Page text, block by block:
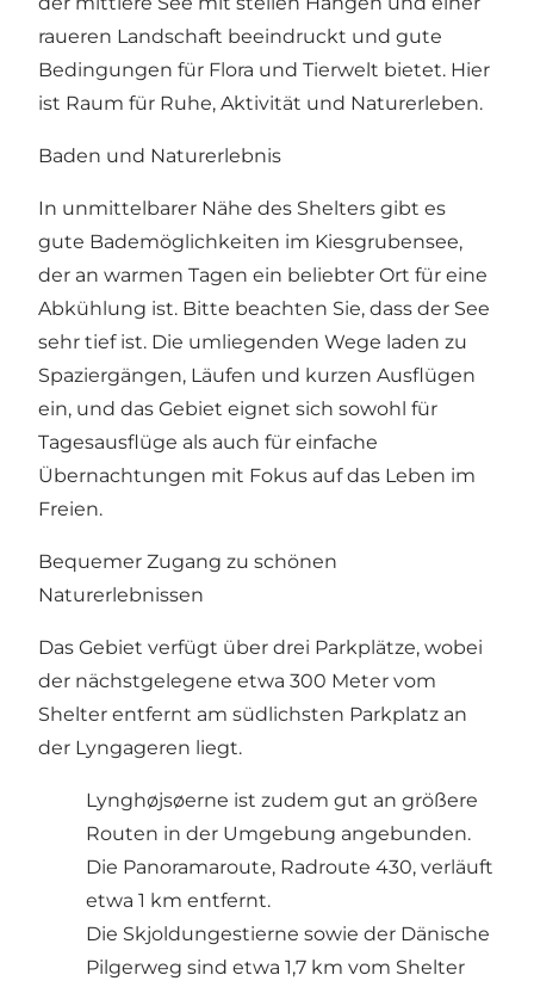
raueren Landschaft beeindruckt und gute
Bedingungen für Flora und Tierwelt bietet. Hier
ist Raum für Ruhe, Aktivität und Naturerleben.
Baden und Naturerlebnis
In unmittelbarer Nähe des Shelters gibt es
gute Bademöglichkeiten im Kiesgrubensee,
der an warmen Tagen ein beliebter Ort für eine
Abkühlung ist. Bitte beachten Sie, dass der See
sehr tief ist. Die umliegenden Wege laden zu
Spaziergängen, Läufen und kurzen Ausflügen
ein, und das Gebiet eignet sich sowohl für
Tagesausflüge als auch für einfache
Übernachtungen mit Fokus auf das Leben im
Freien.
Bequemer Zugang zu schönen
Naturerlebnissen
Das Gebiet verfügt über drei Parkplätze, wobei
der nächstgelegene etwa 300 Meter vom
Shelter entfernt am südlichsten Parkplatz an
der Lyngageren liegt.
Lynghøjsøerne ist zudem gut an größere
Routen in der Umgebung angebunden.
Die Panoramaroute, Radroute 430, verläuft
etwa 1 km entfernt.
Die Skjoldungestierne sowie der Dänische
Pilgerweg sind etwa 1,7 km vom Shelter